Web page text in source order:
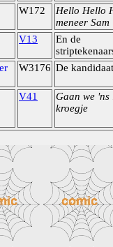
W172
Hello Hello
meneer Sam
V13
En de
W3176 De kandidaat
V41
Gaan we 'ns
kroegje